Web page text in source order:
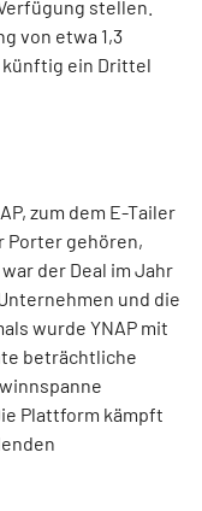
stellen.
von etwa 1,3
künftig ein Drittel
zum dem E-Tailer
Porter gehören,
der Deal im Jahr
und die
wurde YNAP mit
beträchtliche
Plattform kämpft